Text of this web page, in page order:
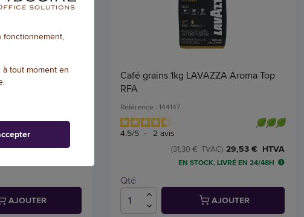
1kg
31,33 € HTVA
AJOUTER
Café grains 1kg LAVAZZA Aroma Top
RFA
Référence : 144147
4.5/5 - 2 avis
29,53 € HTVA
(31,30 € TVAC)
EN STOCK, LIVRÉ EN 24/48H
Qté
AJOUTER
fonctionnement,
tout moment en